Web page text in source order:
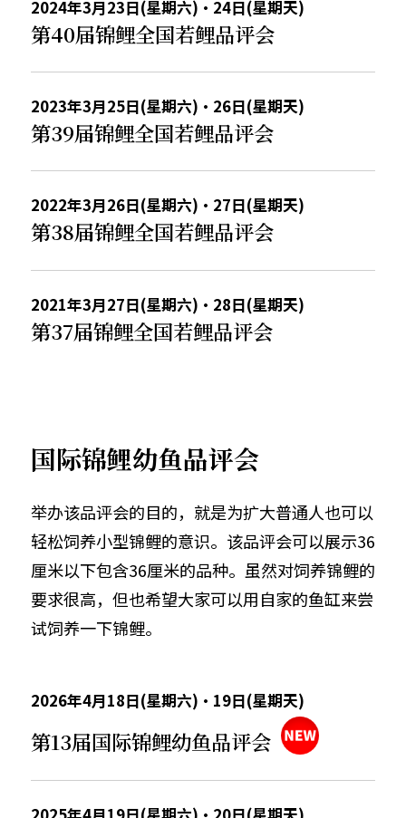
2024年3月23日(星期六)・24日(星期天)
第40届锦鲤全国若鲤品评会
2023年3月25日(星期六)・26日(星期天)
第39届锦鲤全国若鲤品评会
2022年3月26日(星期六)・27日(星期天)
第38届锦鲤全国若鲤品评会
2021年3月27日(星期六)・28日(星期天)
第37届锦鲤全国若鲤品评会
国际锦鲤幼鱼品评会
举办该品评会的目的，就是为扩大普通人也可以
轻松饲养小型锦鲤的意识。该品评会可以展示36
厘米以下包含36厘米的品种。虽然对饲养锦鲤的
要求很高，但也希望大家可以用自家的鱼缸来尝
试饲养一下锦鲤。
2026年4月18日(星期六)・19日(星期天)
第13届国际锦鲤幼鱼品评会